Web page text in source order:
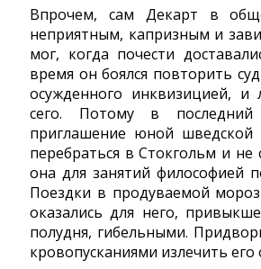
Впрочем, сам Декарт в
неприятным, капризным и
мог, когда почести
время он боялся повторить
осужденного инквизицией,
сего. Потому в
приглашение юной
перебраться в Стокгольм и не
она для занятий философией
Поездки в продуваемой
оказались для него,
полудня, гибельными.
кровопусканиями излечить его